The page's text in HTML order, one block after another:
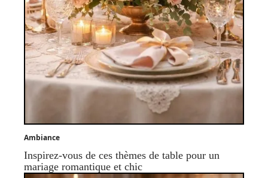
Ambiance
Inspirez-vous de ces thèmes de table pour un
mariage romantique et chic